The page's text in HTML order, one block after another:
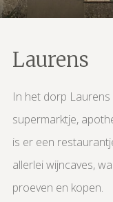
Laurens
In het dorp Laurens
supermarktje,
is er een
allerlei wijncaves,
proeven en kopen.